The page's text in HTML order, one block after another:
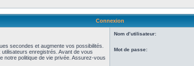
Connexion
secondes et augmente vos possibilités.
enregistrés. Avant de vous
notre politique de vie privée. Assurez-vous
Nom d’utilisateur:
Mot de passe: